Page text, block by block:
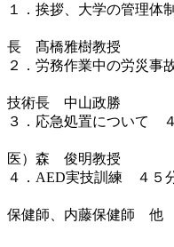
１．挨拶、大学の管理
長 髙橋雅樹教授
２．労務作業中の労災
技術長 中山政勝
３．応急処置について
医）森 俊明教授
４．AED実技訓練 ４５
保健師、内藤保健師 他